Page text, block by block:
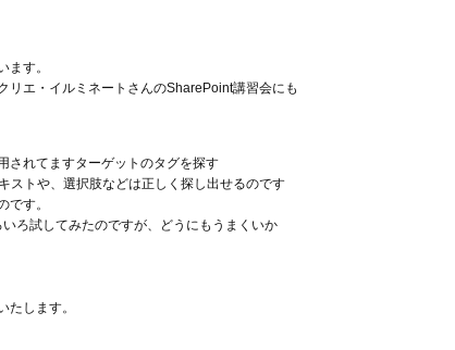
ます。
リエ・イルミネートさんのSharePoint講習会にも
されてますターゲットのタグを探す
ストや、選択肢などは正しく探し出せるのです
です。
ろ試してみたのですが、どうにもうまくいか
たします。